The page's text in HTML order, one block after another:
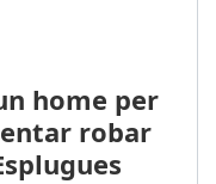
home per
robar